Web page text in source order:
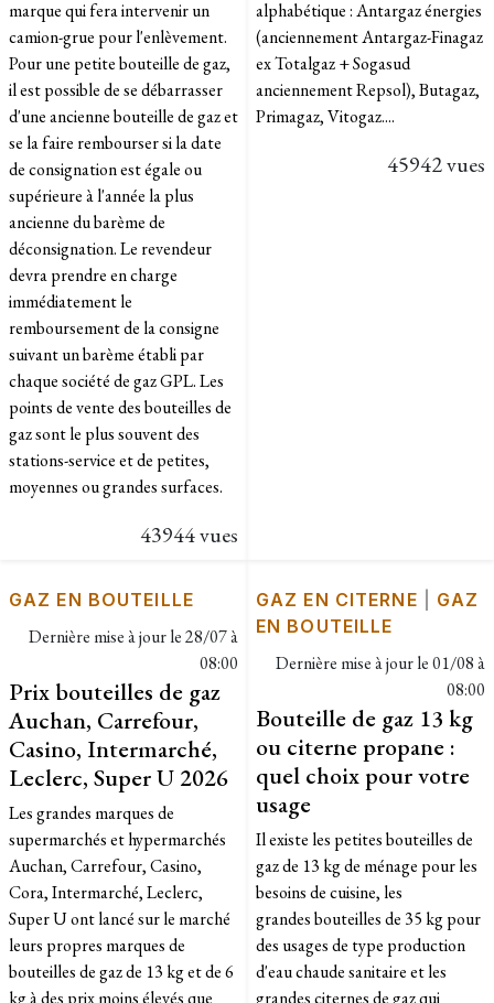
marque qui fera intervenir un
camion-grue pour l'enlèvement.
Pour une petite bouteille de gaz,
il est possible de se débarrasser
d'une ancienne bouteille de gaz et
se la faire rembourser si la date
de consignation est égale ou
supérieure à l'année la plus
ancienne du barème de
déconsignation. Le revendeur
devra prendre en charge
immédiatement le
remboursement de la consigne
suivant un barème établi par
chaque société de gaz GPL. Les
points de vente des bouteilles de
gaz sont le plus souvent des
stations-service et de petites,
moyennes ou grandes surfaces.
43944 vues
alphabétique : Antargaz énergies
(anciennement Antargaz-Finagaz
ex Totalgaz + Sogasud
anciennement Repsol), Butagaz,
Primagaz, Vitogaz....
45942 vues
GAZ EN BOUTEILLE
Dernière mise à jour le28/07 à
08:00
Prix bouteilles de gaz
Auchan, Carrefour,
Casino, Intermarché,
Leclerc, Super U 2026
Les grandes marques de
supermarchés et hypermarchés
Auchan, Carrefour, Casino,
Cora, Intermarché, Leclerc,
Super U ont lancé sur le marché
leurs propres marques de
bouteilles de gaz de 13 kg et de 6
GAZ EN CITERNE
GAZ
EN BOUTEILLE
Dernière mise à jour le01/08 à
08:00
Bouteille de gaz 13 kg
ou citerne propane :
quel choix pour votre
usage
Il existe les petites bouteilles de
gaz de 13 kg de ménage pour les
besoins de cuisine, les
grandes bouteilles de 35 kg pour
des usages de type production
d'eau chaude sanitaire et les